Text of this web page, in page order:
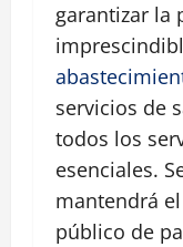
garantizar la
servicios de
todos los
esenciales.
mantendrá el
público de